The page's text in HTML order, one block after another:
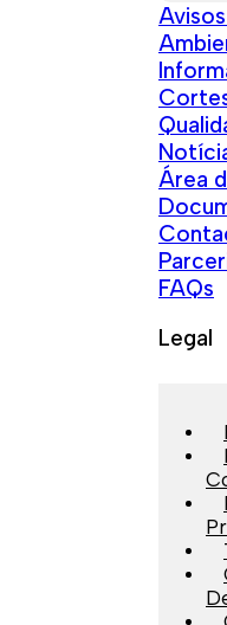
Área
FAQs
Legal